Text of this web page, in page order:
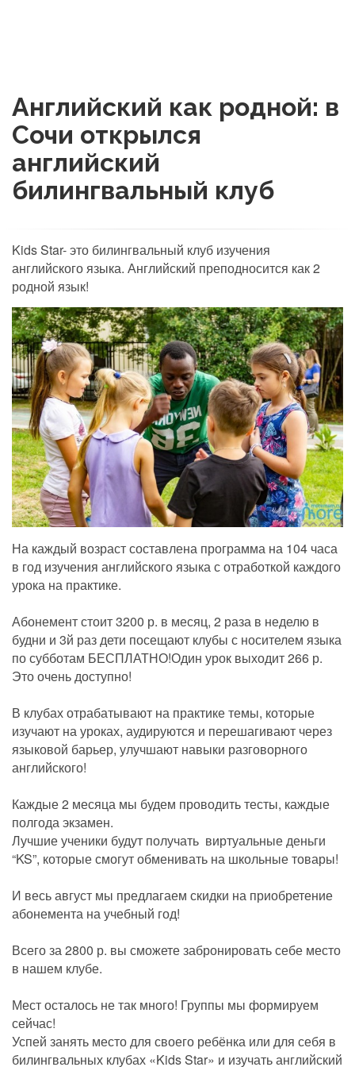
Английский как родной: в
Сочи открылся
английский
билингвальный клуб
Kids Star- это билингвальный клуб изучения
английского языка. Английский преподносится как 2
родной язык!
На каждый возраст составлена программа на 104 часа
в год изучения английского языка с отработкой каждого
урока на практике.
Абонемент стоит 3200 р. в месяц, 2 раза в неделю в
будни и 3й раз дети посещают клубы с носителем языка
по субботам БЕСПЛАТНО!Один урок выходит 266 р.
Это очень доступно!
В клубах отрабатывают на практике темы, которые
изучают на уроках, аудируются и перешагивают через
языковой барьер, улучшают навыки разговорного
английского!
Каждые 2 месяца мы будем проводить тесты, каждые
полгода экзамен.
Лучшие ученики будут получать виртуальные деньги
“KS”, которые смогут обменивать на школьные товары!
И весь август мы предлагаем скидки на приобретение
абонемента на учебный год!
Всего за 2800 р. вы сможете забронировать себе место
в нашем клубе.
Мест осталось не так много! Группы мы формируем
сейчас!
Успей занять место для своего ребёнка или для себя в
билингвальных клубах «Kids Star» и изучать английский